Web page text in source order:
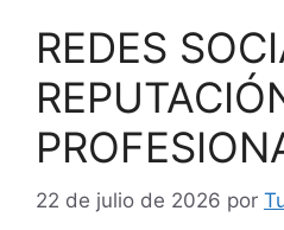
REDES
22 de julio de 2026 por